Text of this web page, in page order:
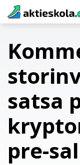
Skip
to
satsa
pre-